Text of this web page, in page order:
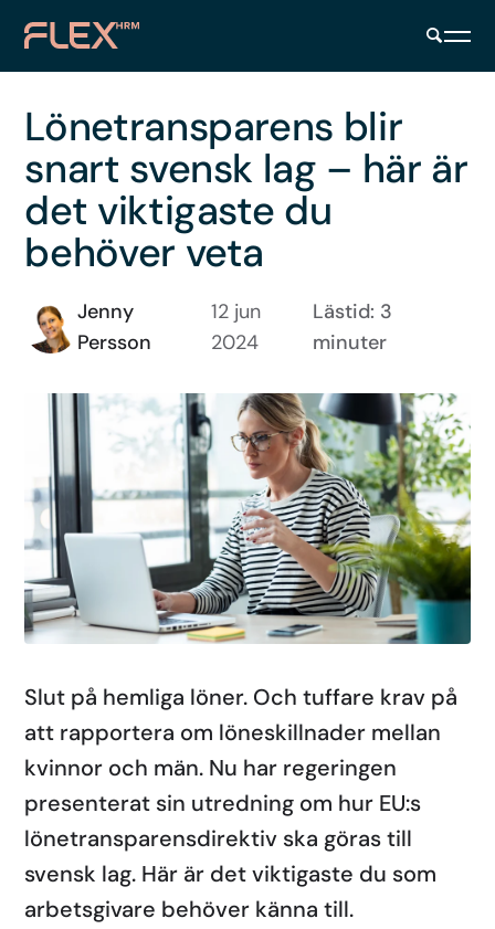
Lönetransparens blir
snart svensk lag – här är
det viktigaste du
behöver veta
Jenny
Persson
12 jun
2024
Lästid: 3
minuter
Slut på hemliga löner. Och tuffare krav på
att rapportera om löneskillnader mellan
kvinnor och män. Nu har regeringen
presenterat sin utredning om hur EU:s
lönetransparensdirektiv ska göras till
svensk lag. Här är det viktigaste du som
arbetsgivare behöver känna till.